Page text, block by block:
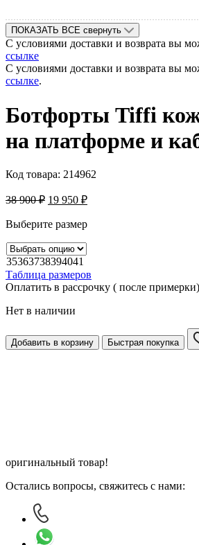
ПОКАЗАТЬ ВСЕ свернуть
С условиями доставки и возврата вы
ссылке
С условиями доставки и возврата вы
ссылке.
Ботфорты Tiffi
на платформе и
Код товара: 214962
38 900₽ 19 950 ₽
Выберите размер
35363738394041
Таблица размеров
Оплатить в рассрочку ( после примерки)
Нет в наличии
Добавить в корзину Быстрая покупка
оригинальный товар!
Остались вопросы, свяжитесь с нами: